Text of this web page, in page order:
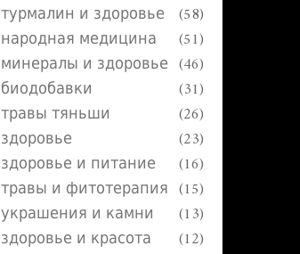
турмалин и здоровье (58)
народная медицина (51)
минералы и здоровье (46)
биодобавки (31)
травы тяньши (26)
здоровье (23)
здоровье и питание (16)
травы и фитотерапия (15)
украшения и камни (13)
здоровье и красота (12)